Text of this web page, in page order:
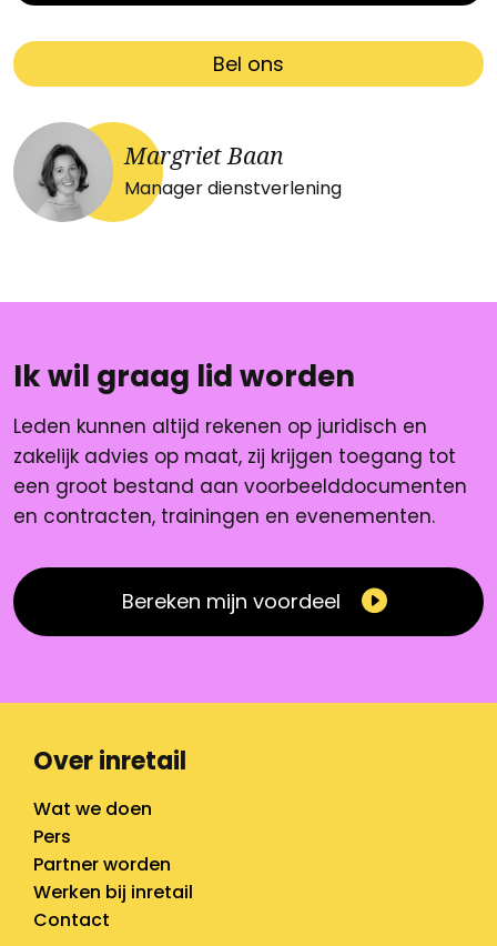
Bel ons
Margriet Baan
Manager dienstverlening
Ik wil graag lid worden
Leden kunnen altijd rekenen op juridisch en
zakelijk advies op maat, zij krijgen toegang tot
een groot bestand aan voorbeelddocumenten
en contracten, trainingen en evenementen.
Bereken mijn voordeel
Over inretail
Wat we doen
Pers
Partner worden
Werken bij inretail
Contact